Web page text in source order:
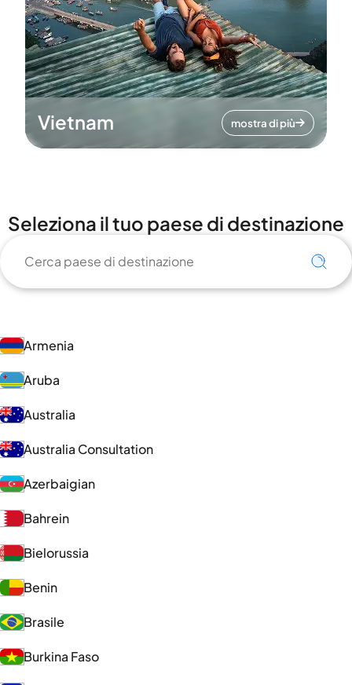
Vietnam mostra di più
Seleziona il tuo paese di destinazione
Armenia
Aruba
Australia
Australia Consultation
Azerbaigian
Bahrein
Bielorussia
Benin
Brasile
Burkina Faso